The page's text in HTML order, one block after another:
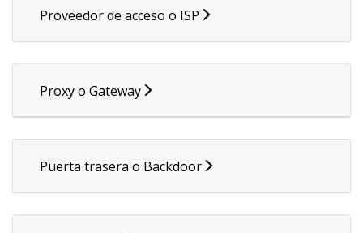
Proveedor de acceso o ISP
Proxy o Gateway
Puerta trasera o Backdoor